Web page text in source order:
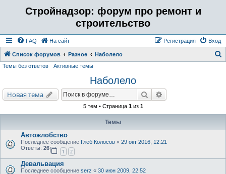
Стройнадзор: форум про ремонт и
строительство
FAQ На сайт Вход
Регистрация
Список форумов Разное Наболело
Темы без ответов Активные темы
Наболело
Новая тема Поиск
5 тем • Страница 1из 1
Темы
Автожлобство
Последнее сообщение Глеб Колосов « 29 окт 2016, 12:21
Ответы: 26
1 2
Девальвация
Последнее сообщение serz « 30 июн 2009, 22:52